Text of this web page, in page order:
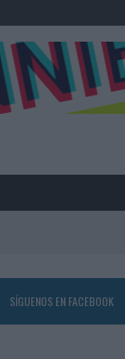
SÍGUENOS EN FACEBOOK